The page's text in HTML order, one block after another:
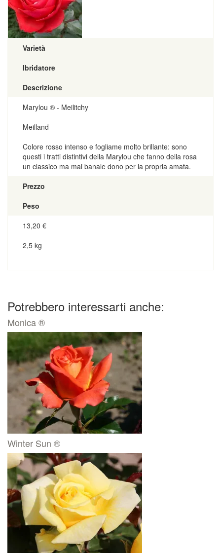
Varietà
Ibridatore
Descrizione
Marylou ® - Meilitchy
Meilland
Colore rosso intenso e fogliame molto brillante: sono
questi i tratti distintivi della Marylou che fanno della rosa
un classico ma mai banale dono per la propria amata.
Prezzo
Peso
13,20 €
2,5 kg
Potrebbero interessarti anche:
Monica ®
Winter Sun ®